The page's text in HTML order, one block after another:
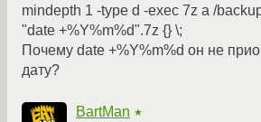
mindepth 1 -type d -exec 7z a /
"date +%Y%m%d".7z {} \;
Почему date +%Y%m%d он не
дату?
BartMan ★